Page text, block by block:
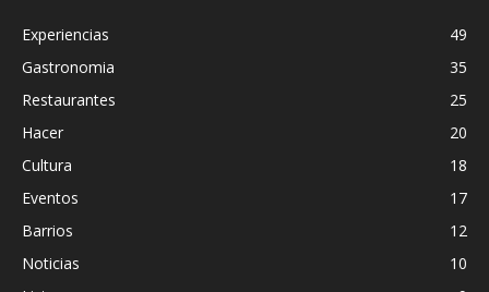
Experiencias
49
Gastronomia
35
Restaurantes
25
Hacer
20
Cultura
18
Eventos
17
Barrios
12
Noticias
10